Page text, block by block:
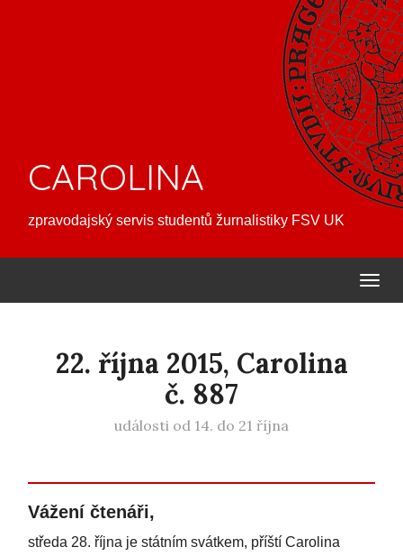
CAROLINA
zpravodajský servis studentů žurnalistiky FSV UK
22. října 2015, Carolina
č. 887
události od 14. do 21 října
Vážení čtenáři,
středa 28. října je státním svátkem, příští Carolina